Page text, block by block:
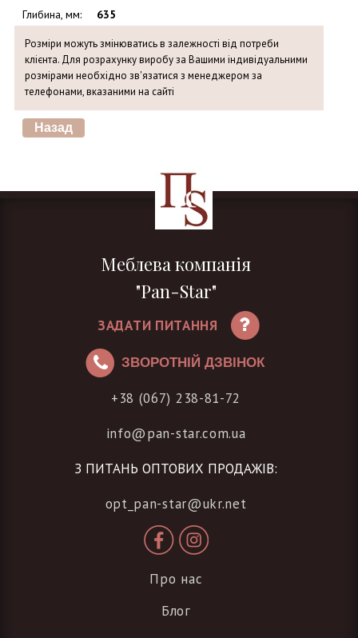
Глибина, мм: 635
Розміри можуть змінюватись в залежності від потреби
клієнта. Для розрахунку виробу за Вашими індивідуальними
розмірами необхідно зв'язатися з менеджером за
телефонами, вказаними на сайті
Меблева компанія
"Pan-Star"
ЗАДАТИ ПИТАННЯ
ЗВОРОТНІЙ ДЗВІНОК
+38 (067) 238-81-72
info@pan-star.com.ua
З ПИТАНЬ ОПТОВИХ ПРОДАЖІВ:
opt_pan-star@ukr.net
Про нас
Блог